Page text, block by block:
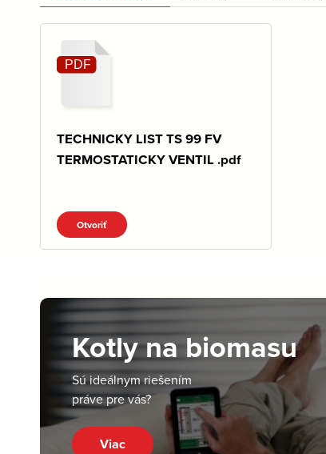
TECHNICKY LIST TS 99 FV
TERMOSTATICKY VENTIL .pdf
Otvoriť
Kotly na biomasu
Sú ideálnym riešením
práve pre vás?
Viac